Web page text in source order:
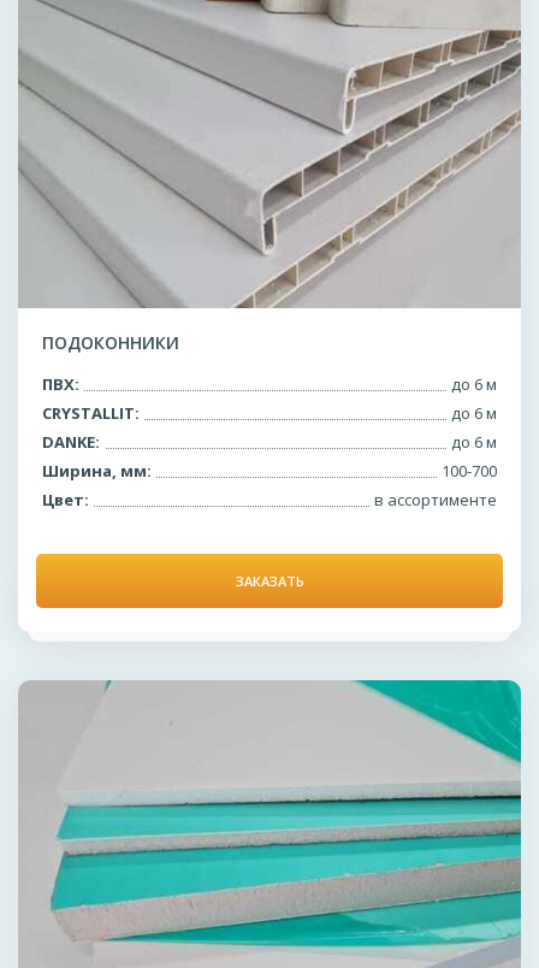
ПОДОКОННИКИ
ПВХ:
до 6 м
CRYSTALLIT:
до 6 м
DANKE:
до 6 м
Ширина, мм:
100-700
Цвет:
в ассортименте
ЗАКАЗАТЬ